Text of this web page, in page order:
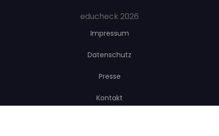
educheck 2026
Impressum
Datenschutz
Presse
Kontakt